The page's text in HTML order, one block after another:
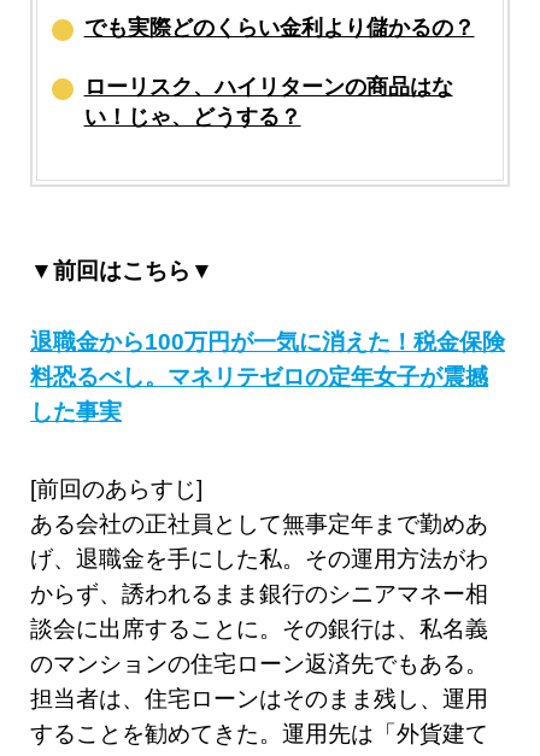
でも実際どのくらい金利より儲かるの？
ローリスク、ハイリターンの商品はな
い！じゃ、どうする？
▼前回はこちら▼
退職金から100万円が一気に消えた！税金保険
料恐るべし。マネリテゼロの定年女子が震撼
した事実
[前回のあらすじ]
ある会社の正社員として無事定年まで勤めあ
げ、退職金を手にした私。その運用方法がわ
からず、誘われるまま銀行のシニアマネー相
談会に出席することに。その銀行は、私名義
のマンションの住宅ローン返済先でもある。
担当者は、住宅ローンはそのまま残し、運用
することを勧めてきた。運用先は「外貨建て